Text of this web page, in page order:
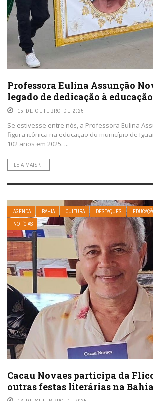
Professora Eulina Assunção
legado de dedicação à
15 DE OUTUBRO DE 2025
Se estivesse entre nós, a Professora Eulina
figura icônica na educação do município de
102 anos em 2025. ...
LEIA MAIS \+
AGENDA BAHIA CULTURA DESTAQUES
NOTÍCIAS
Cacau Novaes participa da
outras festas literárias na Bahia